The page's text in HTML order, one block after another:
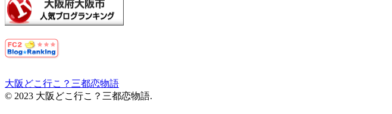
大阪どこ行こ？三都恋物語
© 2023 大阪どこ行こ？三都恋物語.